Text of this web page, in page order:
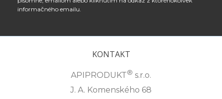
informačného emailu.
KONTAKT
APIPRODUKT® s.r.o.
J. A. Komenského 68